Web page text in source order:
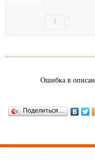
-
+
Ошибка в
Поделиться…